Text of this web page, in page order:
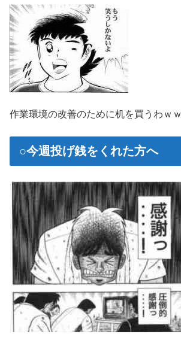
作業環境の改善のために机を買うわｗｗ
○今週投げ銭をくれた方へ